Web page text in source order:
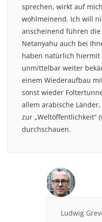
sprechen, wirkt auf
wohlmeinend. Ich will
anscheinend führen
Netanyahu auch bei
haben natürlich hiermit
unmittelbar weiter
einem Wiederaufbau
sonst wieder
allem arabische
zur „Weltöffentlichkeit“
durchschauen.
Ludwig